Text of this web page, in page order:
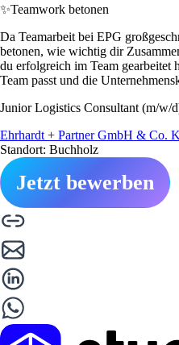
✨Teamwork betonen
Da Teamarbeit bei EPG
betonen, wie wichtig dir
du erfolgreich im Team gearbeitet
Team passt und die
Junior Logistics Consultant (m/w/
Ehrhardt + Partner GmbH & Co.
Standort: Buchholz
Jetzt bewerben